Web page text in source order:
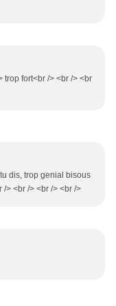
trop fort<br /> <br /> <br
dis, trop genial bisous
> <br /> <br /> <br />